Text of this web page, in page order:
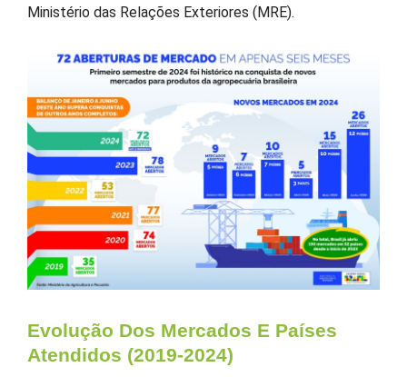
Ministério das Relações Exteriores (MRE).
Evolução Dos Mercados E Países
Atendidos (2019-2024)